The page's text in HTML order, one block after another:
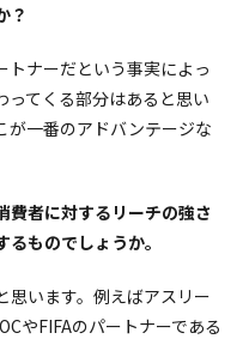
？
トナーだという事実によっ
ってくる部分はあると思い
が一番のアドバンテージな
費者に対するリーチの強さ
ものでしょうか。
思います。例えばアスリー
やFIFAのパートナーである